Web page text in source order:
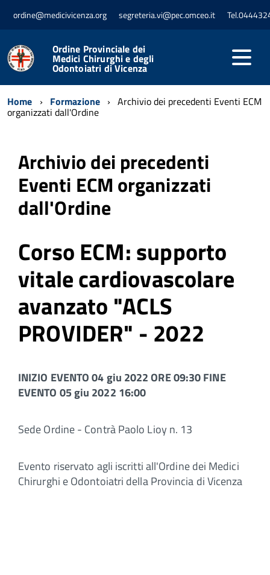
ordine@medicivicenza.org segreteria.vi@pec.omceo.it
Ordine Provinciale dei
Medici Chirurghi e degli
Odontoiatri di Vicenza
Home Formazione Archivio dei precedenti Eventi ECM
organizzati dall'Ordine
Archivio dei precedenti
Eventi ECM organizzati
dall'Ordine
Corso ECM: supporto
vitale cardiovascolare
avanzato "ACLS
PROVIDER" - 2022
INIZIO EVENTO 04 giu 2022 ORE 09:30 FINE
EVENTO 05 giu 2022 16:00
Sede Ordine - Contrà Paolo Lioy n. 13
Evento riservato agli iscritti all'Ordine dei Medici
Chirurghi e Odontoiatri della Provincia di Vicenza